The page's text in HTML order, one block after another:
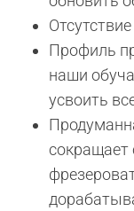
Профиль
наши
усвоить